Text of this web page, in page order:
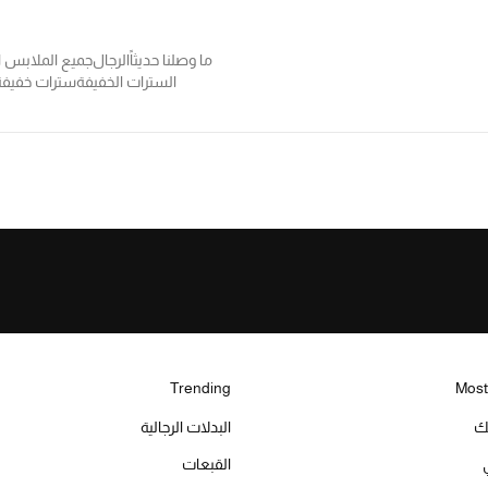
ما وصلنا حديثاًالرجالجميع الملابس
السترات الخفيفةسترات
Trending
البدلات الرجالية
القبعات